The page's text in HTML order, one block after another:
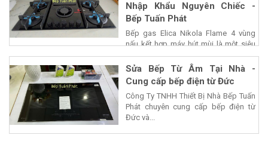
Nhập Khẩu Nguyên Chiếc -
Bếp Tuấn Phát
Bếp gas Elica Nikola Flame 4 vùng
nấu kết hợp máy hút mùi là một siêu
phẩm của...
Sửa Bếp Từ Âm Tại Nhà -
Cung cấp bếp điện từ Đức
Công Ty TNHH Thiết Bị Nhà Bếp Tuấn
Phát chuyên cung cấp bếp điện từ
Đức và...